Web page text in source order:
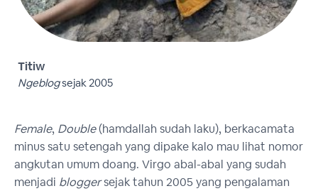
Titiw
Ngeblogsejak 2005
Female, Double(hamdallah sudah laku), berkacamata
minus satu setengah yang dipake kalo mau lihat nomor
angkutan umum doang. Virgo abal-abal yang sudah
menjadi bloggersejak tahun 2005 yang pengalaman